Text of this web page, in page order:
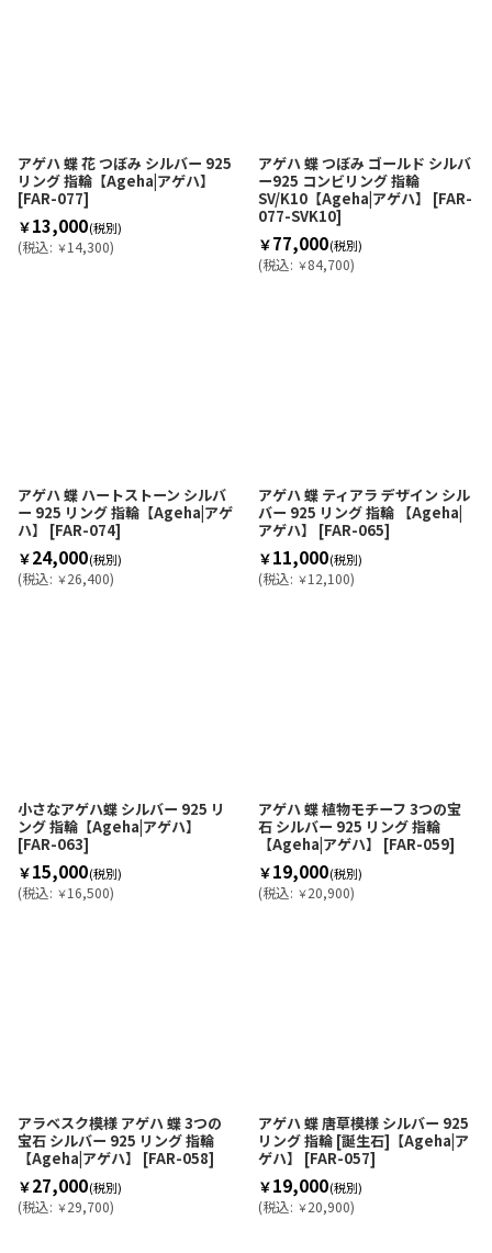
アゲハ 蝶 花 つぼみ シルバー 925
リング 指輪【Ageha|アゲハ】
[FAR-077]
￥13,000(税別)
(税込: ￥14,300)
アゲハ 蝶 つぼみ ゴールド シルバ
ー925 コンビリング 指輪
SV/K10【Ageha|アゲハ】
[FAR-
077-SVK10]
￥77,000(税別)
(税込: ￥84,700)
アゲハ 蝶 ハートストーン シルバ
ー 925 リング 指輪【Ageha|アゲ
ハ】
[FAR-074]
￥24,000(税別)
(税込: ￥26,400)
アゲハ 蝶 ティアラ デザイン シル
バー 925 リング 指輪 【Ageha|
アゲハ】
[FAR-065]
￥11,000(税別)
(税込: ￥12,100)
小さなアゲハ蝶 シルバー 925 リ
ング 指輪【Ageha|アゲハ】
[FAR-063]
￥15,000(税別)
(税込: ￥16,500)
アゲハ 蝶 植物モチーフ 3つの宝
石 シルバー 925 リング 指輪
【Ageha|アゲハ】
[FAR-059]
￥19,000(税別)
(税込: ￥20,900)
アラベスク模様 アゲハ 蝶 3つの
宝石 シルバー 925 リング 指輪
【Ageha|アゲハ】
[FAR-058]
￥27,000(税別)
(税込: ￥29,700)
アゲハ 蝶 唐草模様 シルバー 925
リング 指輪 [誕生石]【Ageha|ア
ゲハ】
[FAR-057]
￥19,000(税別)
(税込: ￥20,900)